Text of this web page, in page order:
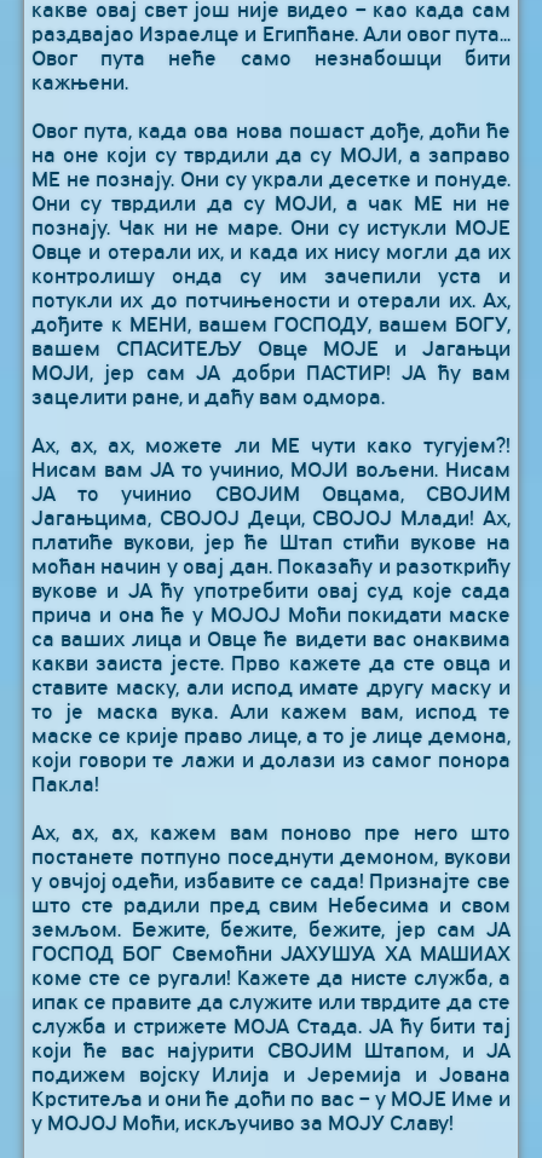
какве овај свет још није видео – као када сам
раздвајао Израелце и Египћане. Али овог пута...
Овог пута неће само незнабошци бити
кажњени.
Овог пута, када ова нова пошаст дође, доћи ће
на оне који су тврдили да су МОЈИ, а заправо
МЕ не познају. Они су украли десетке и понуде.
Они су тврдили да су МОЈИ, а чак МЕ ни не
познају. Чак ни не маре. Они су истукли МОЈЕ
Овце и отерали их, и када их нису могли да их
контролишу онда су им зачепили уста и
потукли их до потчињености и отерали их. Ах,
дођите к МЕНИ, вашем ГОСПОДУ, вашем БОГУ,
вашем СПАСИТЕЉУ Овце МОЈЕ и Јагањци
МОЈИ, јер сам ЈА добри ПАСТИР! ЈА ћу вам
зацелити ране, и даћу вам одмора.
Ах, ах, ах, можете ли МЕ чути како тугујем?!
Нисам вам ЈА то учинио, МОЈИ вољени. Нисам
ЈА то учинио СВОЈИМ Овцама, СВОЈИМ
Јагањцима, СВОЈОЈ Деци, СВОЈОЈ Млади! Ах,
платиће вукови, јер ће Штап стићи вукове на
моћан начин у овај дан. Показаћу и разоткрићу
вукове и ЈА ћу употребити овај суд које сада
прича и она ће у МОЈОЈ Моћи покидати маске
са ваших лица и Овце ће видети вас онаквима
какви заиста јесте. Прво кажете да сте овца и
ставите маску, али испод имате другу маску и
то је маска вука. Али кажем вам, испод те
маске се крије право лице, а то је лице демона,
који говори те лажи и долази из самог понора
Пакла!
Ах, ах, ах, кажем вам поново пре него што
постанете потпуно поседнути демоном, вукови
у овчјој одећи, избавите се сада! Признајте све
што сте радили пред свим Небесима и свом
земљом. Бежите, бежите, бежите, јер сам ЈА
ГОСПОД БОГ Свемоћни ЈАХУШУА ХА МАШИАХ
коме сте се ругали! Кажете да нисте служба, а
ипак се правите да служите или тврдите да сте
служба и стрижете МОЈА Стада. ЈА ћу бити тај
који ће вас најурити СВОЈИМ Штапом, и ЈА
подижем војску Илија и Јеремија и Јована
Крститеља и они ће доћи по вас – у МОЈЕ Име и
у МОЈОЈ Моћи, искључиво за МОЈУ Славу!